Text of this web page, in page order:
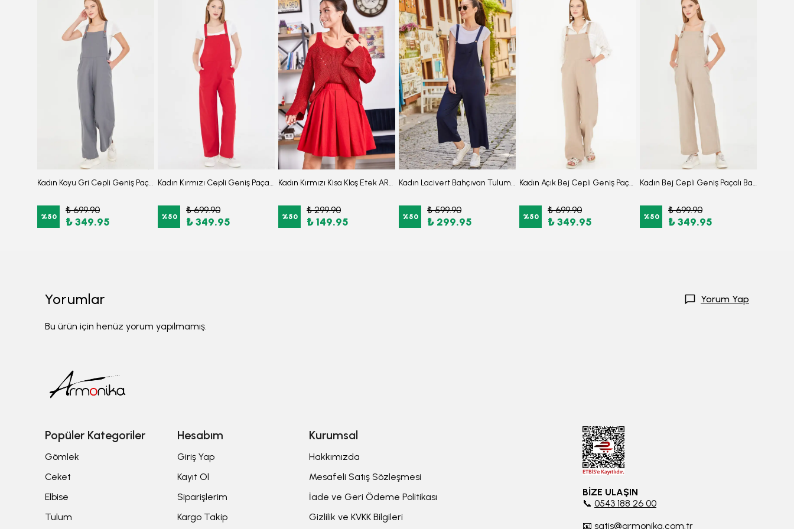
Kadın Koyu Gri Cepli Geniş Paçalı Bahçıvan Tulum ARM-25Y001043
%50
₺ 699.90
₺ 349.95
Kadın Kırmızı Cepli Geniş Paçalı Bahçıvan Tulum ARM-25Y001043
%50
₺ 699.90
₺ 349.95
Kadın Kırmızı Kisa Kloş Etek ARM-22K001013
%50
₺ 299.90
₺ 149.95
Kadın Lacivert Bahçıvan Tulum ARM-20K001117
%50
₺ 599.90
₺ 299.95
Kadın Açık Bej Cepli Geniş Paçalı Bahçıvan Tulum ARM-25Y001043
%50
₺ 699.90
₺ 349.95
Kadın Bej Cepli Geniş Paçalı Bahçıvan Tulum ARM-25Y001043
%50
₺ 699.90
₺ 349.95
Yorumlar Yorum Yap
Bu ürün için henüz yorum yapılmamış.
Popüler Kategoriler
Gömlek
Ceket
Elbise
Tulum
Hesabım
Giriş Yap
Kayıt Ol
Siparişlerim
Kargo Takip
Kurumsal
Hakkımızda
Mesafeli Satış Sözleşmesi
İade ve Geri Ödeme Politikası
Gizlilik ve KVKK Bilgileri
BİZE ULAŞIN
📞 0543 188 26 00
📧 satis@armonika.com.tr